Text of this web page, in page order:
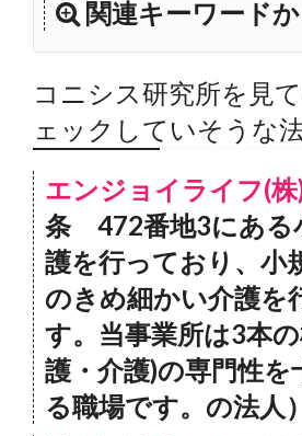
関連キーワード
コニシス研究所を見
ェックしていそうな
エンジョイライフ(株
条 472番地3にある
護を行っており、小
のきめ細かい介護を
す。当事業所は3本
護・介護)の専門性を
る職場です。の法人）